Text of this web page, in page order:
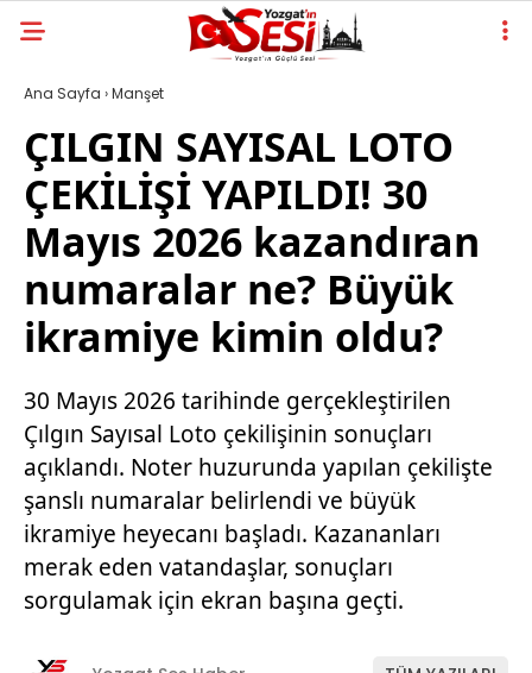
Ana Sayfa ›Manşet
ÇILGIN SAYISAL LOTO
ÇEKİLİŞİ YAPILDI! 30
Mayıs 2026 kazandıran
numaralar ne? Büyük
ikramiye kimin oldu?
30 Mayıs 2026 tarihinde gerçekleştirilen
Çılgın Sayısal Loto çekilişinin sonuçları
açıklandı. Noter huzurunda yapılan çekilişte
şanslı numaralar belirlendi ve büyük
ikramiye heyecanı başladı. Kazananları
merak eden vatandaşlar, sonuçları
sorgulamak için ekran başına geçti.